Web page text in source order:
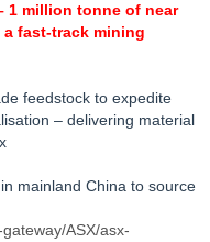
1 million tonne of near
fast-track mining
feedstock to expedite
– delivering material
mainland China to source
ASX/asx-